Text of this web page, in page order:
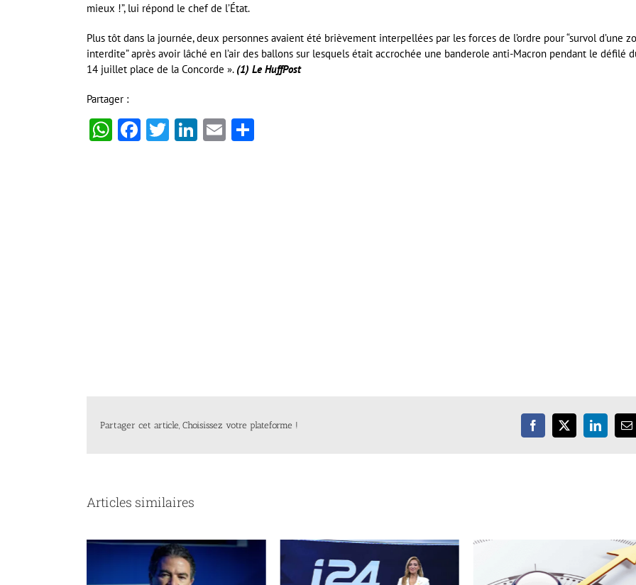
mieux !”, lui répond le chef de l’État.
Plus tôt dans la journée, deux personnes avaient été brièvement interpellées par les forces de l’ordre pour “survol d’une
interdite” après avoir lâché en l’air des ballons sur lesquels était accrochée une banderole anti-Macron pendant le défilé
14 juillet place de la Concorde ». (1) Le HuffPost
Partager :
WhatsApp
Facebook
Twitter
LinkedIn
Email
Partager cet article, Choisissez votre plateforme ! Facebook
X LinkedIn
Articles similaires